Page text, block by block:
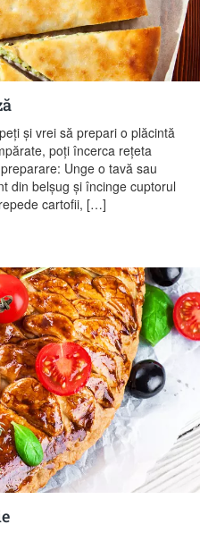
și vrei să prepari o plăcintă
poți încerca rețeta
Unge o tavă sau
din belșug și încinge cuptorul
cartofii, […]